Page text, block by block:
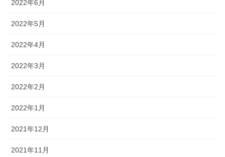
2022年6月
2022年5月
2022年4月
2022年3月
2022年2月
2022年1月
2021年12月
2021年11月